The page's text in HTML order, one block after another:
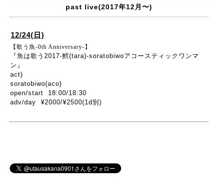
past live(2017年12月〜)
12/24(日)
【歌う魚-0th Anniversary-】
『魚は歌う2017-鱈(tara)-soratobiwoアコースティックワンマ
ン』
act)
soratobiwo(aco)
open/start 18:00/18:30
adv/day ¥2000/¥2500(1d別)